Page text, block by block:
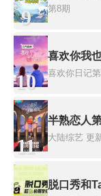
9 第8期
10
喜欢你我
喜欢你日记
11
半熟恋人
大陆综艺 更
脱口秀和